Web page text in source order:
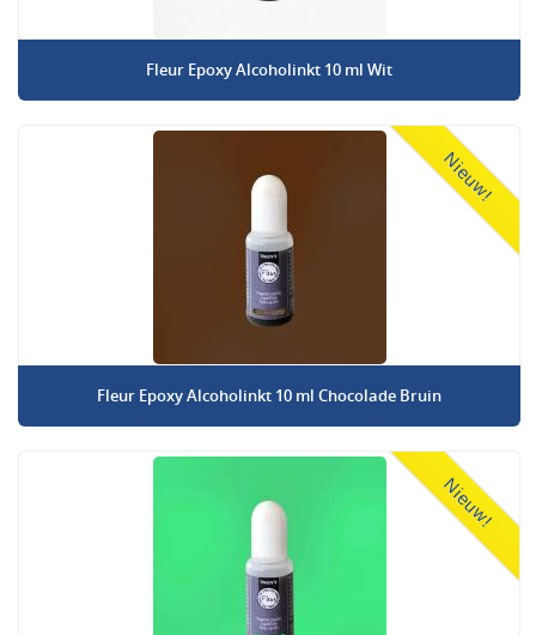
Fleur Epoxy Alcoholinkt 10 ml Wit
Nieuw!
Fleur Epoxy Alcoholinkt 10 ml Chocolade Bruin
Nieuw!